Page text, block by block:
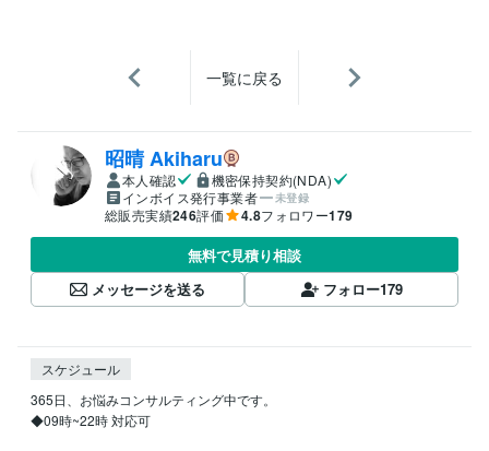
一覧に戻る
昭晴 Akiharu
本人確認
機密保持契約(NDA)
インボイス発行事業者
未登録
総販売実績246評価 4.8フォロワー179
無料で見積り相談
メッセージを送る
フォロー179
スケジュール
365日、お悩みコンサルティング中です。
◆09時~22時 対応可